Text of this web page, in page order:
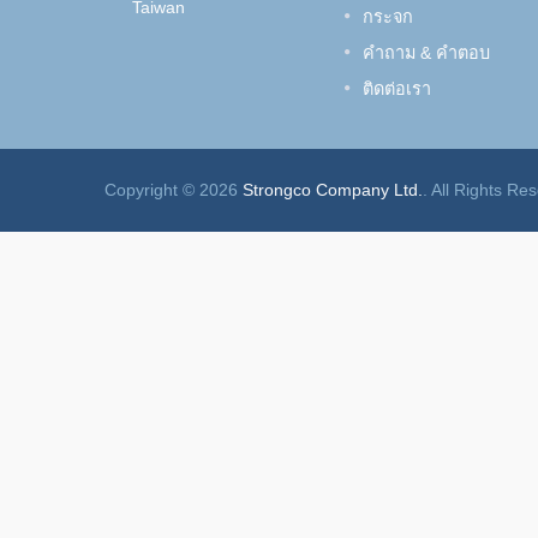
Taiwan
กระจก
คำถาม & คำตอบ
ติดต่อเรา
Copyright © 2026 Strongco Company Ltd.. All Rights